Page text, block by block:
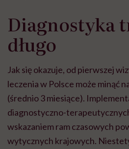
może chyba tylko
głupota i brak
wyobraźni"
pracy
Diagnostyka
długo
Jak się okazuje, od pierwszej
leczenia w Polsce może minąć
(średnio 3 miesiące).
diagnostyczno-
wskazaniem ram czasowych
wytycznych krajowych.